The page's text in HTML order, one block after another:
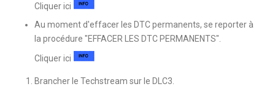
Cliquer ici
Au moment d'effacer les DTC permanents, se reporter à
la procédure "EFFACER LES DTC PERMANENTS".
Cliquer ici
Brancher le Techstream sur le DLC3.